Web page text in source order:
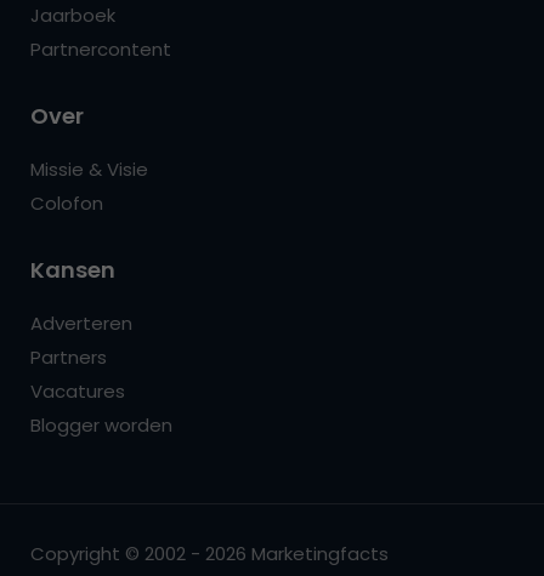
Jaarboek
Partnercontent
Over
Missie & Visie
Colofon
Kansen
Adverteren
Partners
Vacatures
Blogger worden
Copyright © 2002 - 2026 Marketingfacts